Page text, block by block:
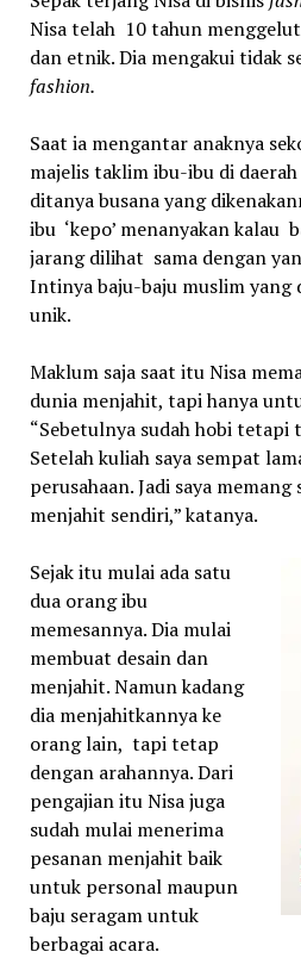
Nisa telah 10 tahun
dan etnik. Dia mengakui tidak
fashion.
Saat ia mengantar anaknya
majelis taklim ibu-ibu di
ditanya busana yang
ibu ‘kepo’ menanyakan kalau
jarang dilihat sama dengan
Intinya baju-baju muslim yang
unik.
Maklum saja saat itu Nisa
dunia menjahit, tapi hanya
“Sebetulnya sudah hobi tetapi
Setelah kuliah saya sempat
perusahaan. Jadi saya
menjahit sendiri,” katanya.
Sejak itu mulai ada satu
dua orang ibu
memesannya. Dia mulai
membuat desain dan
menjahit. Namun kadang
dia menjahitkannya ke
orang lain, tapi tetap
dengan arahannya. Dari
pengajian itu Nisa juga
sudah mulai menerima
pesanan menjahit baik
untuk personal maupun
baju seragam untuk
berbagai acara.